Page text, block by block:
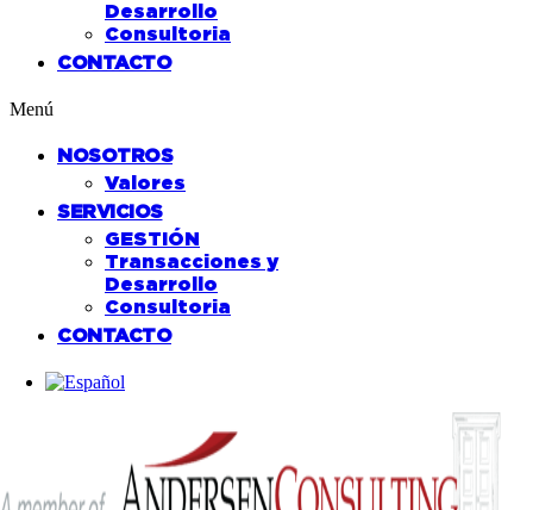
Desarrollo
Consultoria
CONTACTO
Menú
NOSOTROS
Valores
SERVICIOS
GESTIÓN
Transacciones y
Desarrollo
Consultoria
CONTACTO